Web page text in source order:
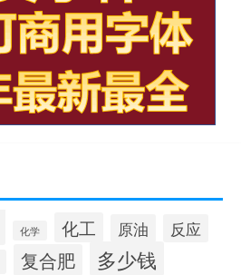
化学 化工 原油 反应
复合肥 多少钱